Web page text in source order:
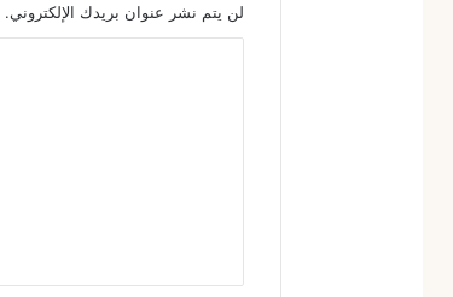
لن يتم نشر عنوان بريدك الإلكتروني.